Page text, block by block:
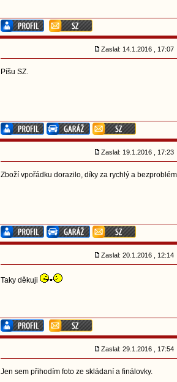
Zaslal: 14.1.2016 , 17:07
Píšu SZ.
Zaslal: 19.1.2016 , 17:23
Zboží vpořádku dorazilo, díky za rychlý a
Zaslal: 20.1.2016 , 12:14
Taky děkuji
Zaslal: 29.1.2016 , 17:54
Jen sem přihodím foto ze skládaní a finálovky.